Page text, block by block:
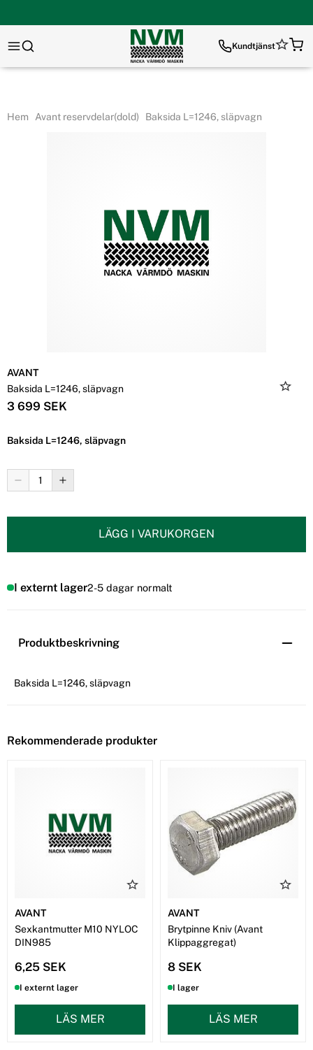
Kundtjänst
Hem Avant reservdelar(dold) Baksida L=1246, släpvagn
AVANT
Baksida L=1246, släpvagn
3 699 SEK
Baksida L=1246, släpvagn
LÄGG I VARUKORGEN
I externt lager2-5 dagar normalt
Produktbeskrivning
Baksida L=1246, släpvagn
Rekommenderade produkter
AVANT
Sexkantmutter M10 NYLOC
DIN985
6,25 SEK
I externt lager
LÄS MER
AVANT
Brytpinne Kniv (Avant
Klippaggregat)
8 SEK
I lager
LÄS MER